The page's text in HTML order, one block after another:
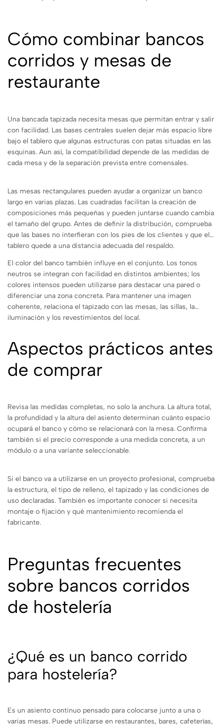
Cómo combinar bancos
corridos y mesas de
restaurante
Una bancada tapizada necesita mesas que permitan entrar y salir
con facilidad. Las bases centrales suelen dejar más espacio libre
bajo el tablero que algunas estructuras con patas situadas en las
esquinas. Aun así, la compatibilidad depende de las medidas de
cada mesa y de la separación prevista entre comensales.
Las mesas rectangulares pueden ayudar a organizar un banco
largo en varias plazas. Las cuadradas facilitan la creación de
composiciones más pequeñas y pueden juntarse cuando cambia
el tamaño del grupo. Antes de definir la distribución, comprueba
que las bases no interfieran con los pies de los clientes y que el
tablero quede a una distancia adecuada del respaldo.
El color del banco también influye en el conjunto. Los tonos
neutros se integran con facilidad en distintos ambientes; los
colores intensos pueden utilizarse para destacar una pared o
diferenciar una zona concreta. Para mantener una imagen
coherente, relaciona el tapizado con las mesas, las sillas, la
iluminación y los revestimientos del local.
Aspectos prácticos antes
de comprar
Revisa las medidas completas, no solo la anchura. La altura total,
la profundidad y la altura del asiento determinan cuánto espacio
ocupará el banco y cómo se relacionará con la mesa. Confirma
también si el precio corresponde a una medida concreta, a un
módulo o a una variante seleccionable.
Si el banco va a utilizarse en un proyecto profesional, comprueba
la estructura, el tipo de relleno, el tapizado y las condiciones de
uso declaradas. También es importante conocer si necesita
montaje o fijación y qué mantenimiento recomienda el
fabricante.
Preguntas frecuentes
sobre bancos corridos
de hostelería
¿Qué es un banco corrido
para hostelería?
Es un asiento continuo pensado para colocarse junto a una o
varias mesas. Puede utilizarse en restaurantes, bares, cafeterías,